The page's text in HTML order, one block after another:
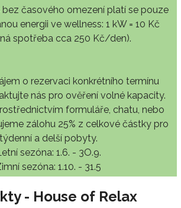
bez časového omezení platí se pouze
energii ve wellness: 1 kW = 10 Kč
spotřeba cca 250 Kč/den).
o rezervaci konkrétního termínu
nás pro ověření volné kapacity.
formuláře, chatu, nebo
zálohu 25% z celkové částky pro
týdenní a delší pobyty.
sezóna: 1.6. - 3O.9.
sezóna: 1.10. - 31.5
- House of Relax